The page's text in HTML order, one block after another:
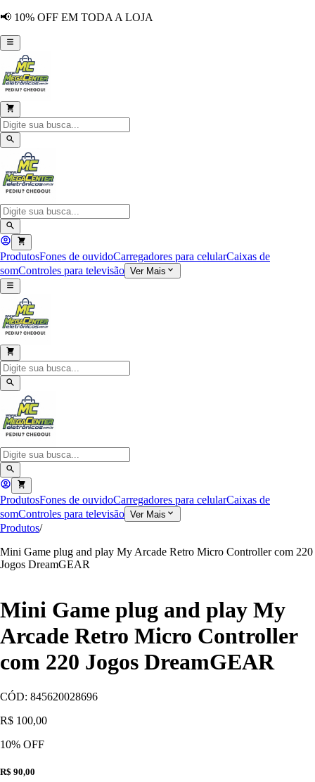
📢 10% OFF EM TODA A LOJA
ProdutosFones de ouvidoCarregadores para celularCaixas de
somControles para televisão Ver Mais
ProdutosFones de ouvidoCarregadores para celularCaixas de
somControles para televisão Ver Mais
Produtos/
Mini Game plug and play My Arcade Retro Micro Controller com 220
Jogos DreamGEAR
Mini Game plug and play My
Arcade Retro Micro Controller
com 220 Jogos DreamGEAR
CÓD: 845620028696
R$ 100,00
10% OFF
R$ 90,00